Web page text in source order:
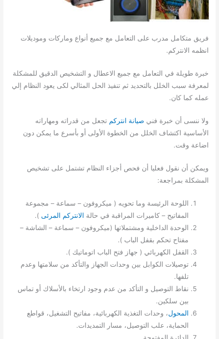
فريق متكامل مدرب على التعامل مع جميع أنواع وماركات وموديلات
انظمه الانتركم.
خبرة طويلة في التعامل مع جميع الاعطال و التشخيص الدقيق للمشكلة
لمعرفة سبب الخلل بالتحديد ثم تنفيذ الحل المثالي لكى يعود النظام إلي
عمله كما كان.
ولا ننسى أن خبرة فني صيانة انتركم تجعل من قدراته ومهاراته
الأساسية اكتشاف الخلل من الخطوة الأولى أو بأسرع ما يمكن دون
اضاعة وقت.
ويمكن أن نقول فعليا أن فحص أجزاء النظام تشتمل على تشخيص
المشكلة بمراجعة:
اللوحة الرئيسة وما تحويه ( ميكروفون – سماعة – مجموعة
المفاتيح – كاميرات المراقبة في حالة الانتركم المرئى ).
الوحدة الداخلية ومشتملاتها (ميكروفون – سماعة – الشاشة –
مفتاح تحكم بقفل الباب ).
القفل الكهربائي ( جهاز فتح الباب اتوماتيك ).
توصيلات الكوابل بين وحدات الجهاز والتأكد من سلامتها وعدم
تلفها.
نقاط التوصيل و التأكد من عدم وجود ارتخاء بالأسلاك أو تماس
بين سلكين.
المحول، وحدات التغذية الكهربائية، مفاتيح التشغيل، قواطع
الحماية، علب التوصيل، مسار التمديدات.